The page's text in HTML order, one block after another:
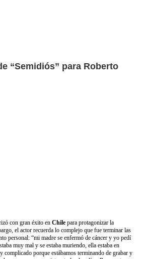
“Semidiós” para Roberto
con gran éxito en Chile para protagonizar la
el actor recuerda lo complejo que fue terminar las
personal: “mi madre se enfermó de cáncer y yo pedí
muy mal y se estaba muriendo, ella estaba en
complicado porque estábamos terminando de grabar y